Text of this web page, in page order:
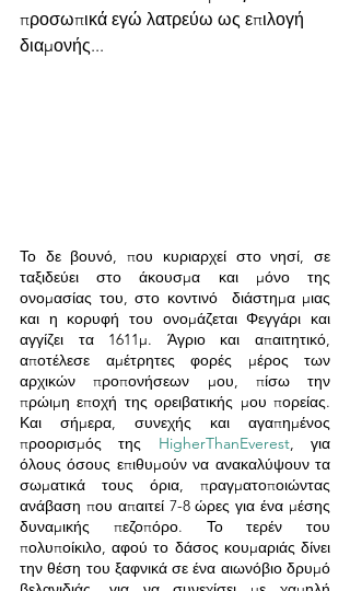
προσωπικά εγώ λατρεύω ως επιλογή
διαμονής...
Το δε βουνό, που κυριαρχεί στο νησί, σε
ταξιδεύει στο άκουσμα και μόνο της
ονομασίας του, στο κοντινό  διάστημα μιας
και η κορυφή του ονομάζεται Φεγγάρι και
αγγίζει τα 1611μ. Άγριο και απαιτητικό,
αποτέλεσε αμέτρητες φορές μέρος των
αρχικών προπονήσεων μου, πίσω την
πρώιμη εποχή της ορειβατικής μου πορείας.
Και σήμερα, συνεχής και αγαπημένος
προορισμός της HigherThanEverest, για
όλους όσους επιθυμούν να ανακαλύψουν τα
σωματικά τους όρια, πραγματοποιώντας
ανάβαση που απαιτεί 7-8 ώρες για ένα μέσης
δυναμικής πεζοπόρο. Το τερέν του
πολυποίκιλο, αφού το δάσος κουμαριάς δίνει
την θέση του ξαφνικά σε ένα αιωνόβιο δρυμό